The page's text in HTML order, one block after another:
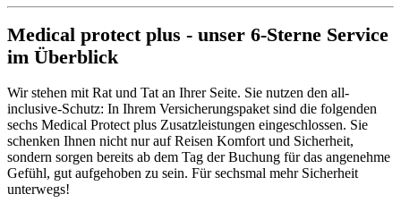
Medical protect plus - unser 6-Sterne Service
im Überblick
Wir stehen mit Rat und Tat an Ihrer Seite. Sie nutzen den all-
inclusive-Schutz: In Ihrem Versicherungspaket sind die folgenden
sechs Medical Protect plus Zusatzleistungen eingeschlossen. Sie
schenken Ihnen nicht nur auf Reisen Komfort und Sicherheit,
sondern sorgen bereits ab dem Tag der Buchung für das angenehme
Gefühl, gut aufgehoben zu sein. Für sechsmal mehr Sicherheit
unterwegs!